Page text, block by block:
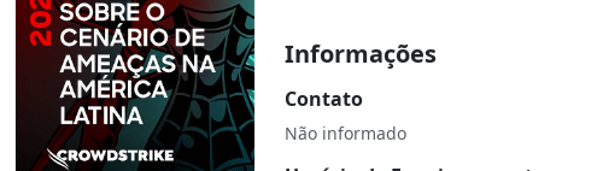
Informações
Contato
Não informado